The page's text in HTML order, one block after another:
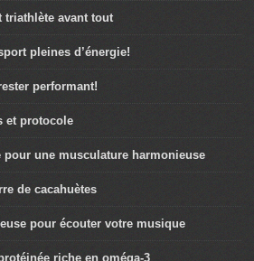
triathlète avant tout
pleines d’énergie!
performant!
et protocole
pour une musculature harmonieuse
de cacahuètes
pour écouter votre musique
riche en oméga-3